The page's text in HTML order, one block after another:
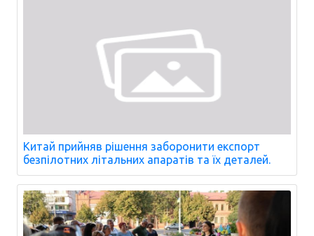
Китай прийняв рішення заборонити експорт
безпілотних літальних апаратів та їх деталей.